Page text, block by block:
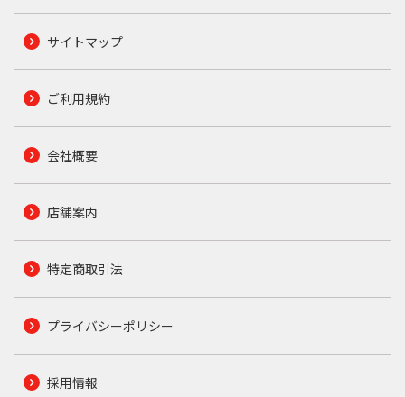
サイトマップ
ご利用規約
会社概要
店舗案内
特定商取引法
プライバシーポリシー
採用情報